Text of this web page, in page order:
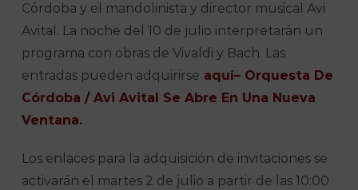
Córdoba y el mandolinista y director musical Avi
Avital. La noche del 10 de julio interpretarán un
programa con obras de Vivaldi y Bach. Las
entradas pueden adquirirse aquí– Orquesta De
Córdoba / Avi Avital Se Abre En Una Nueva
Ventana.
Los enlaces para la adquisición de invitaciones se
activarán el martes 2 de julio a partir de las 10:00